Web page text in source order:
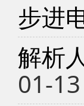
步进
解析
01-13